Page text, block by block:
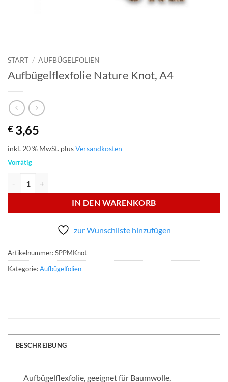
START / AUFBÜGELFOLIEN
Aufbügelflexfolie Nature Knot, A4
€ 3,65
inkl. 20 % MwSt. plusVersandkosten
Vorrätig
IN DEN WARENKORB
zur Wunschliste hinzufügen
Artikelnummer:SPPMKnot
Kategorie:Aufbügelfolien
BESCHREIBUNG
Aufbügelflexfolie, geeignet für Baumwolle,